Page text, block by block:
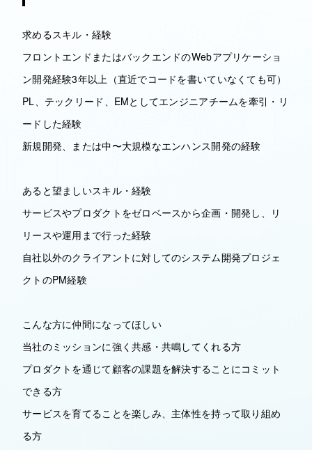
求めるスキル・経験
フロントエンドまたはバックエンドのWebアプリケーショ
ン開発経験3年以上（直近でコードを書いていなくても可）
PL、テックリード、EMとしてエンジニアチームを牽引・リ
ードした経験
新規開発、または中〜大規模なエンハンス開発の経験
あると望ましいスキル・経験
サービスやプロダクトをゼロベースから企画・開発し、リ
リースや運用まで行った経験
自社以外のクライアントに対してのシステム開発プロジェ
クトのPM経験
こんな方に仲間になってほしい
当社のミッションに強く共感・共鳴してくれる方
プロダクトを通じて顧客の課題を解決することにコミット
できる方
サービスを育てることを楽しみ、主体性を持って取り組め
る方